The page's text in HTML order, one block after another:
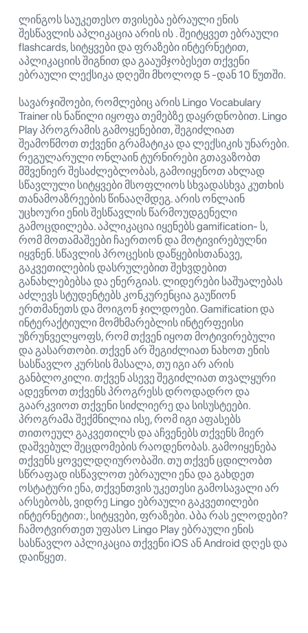
ლინგოს საუკეთესო თვისება ებრაული ენის
შესწავლის აპლიკაცია არის ის . შეიტყვეთ ებრაული
flashcards, სიტყვები და ფრაზები ინტერნეტით,
აპლიკაციის შიგნით და გააუმჯობესეთ თქვენი
ებრაული ლექსიკა დღეში მხოლოდ 5 -დან 10 წუთში.
სავარჯიშოები, რომლებიც არის Lingo Vocabulary
Trainer ის ნაწილი იყოფა თემებზე დაყრდნობით. Lingo
Play პროგრამის გამოყენებით, შეგიძლიათ
შეამოწმოთ თქვენი გრამატიკა და ლექსიკის უნარები.
რეგულარული ონლაინ ტურნირები გთავაზობთ
მშვენიერ შესაძლებლობას, გამოიყენოთ ახლად
სწავლული სიტყვები მსოფლიოს სხვადასხვა კუთხის
თანამოაზრეების წინააღმდეგ. არის ონლაინ
უცხოური ენის შესწავლის წარმოუდგენელი
გამოცდილება. აპლიკაცია იყენებს gamification- ს,
რომ მოთამაშეები ჩაერთონ და მოტივირებულნი
იყვნენ. სწავლის პროცესის დაწყებისთანავე,
გაკვეთილების დასრულებით შეხვდებით
განახლებებსა და ენერგიას. ლიდერები საშუალებას
აძლევს სტუდენტებს კონკურენცია გაუწიონ
ერთმანეთს და მოიგონ ჯილდოები. Gamification და
ინტერაქტიული მომხმარებლის ინტერფეისი
უზრუნველყოფს, რომ თქვენ იყოთ მოტივირებული
და გასართობი. თქვენ არ შეგიძლიათ ნახოთ ენის
სასწავლო კურსის მასალა, თუ იგი არ არის
განბლოკილი. თქვენ ასევე შეგიძლიათ თვალყური
ადევნოთ თქვენს პროგრესს დროდადრო და
გაარკვიოთ თქვენი სიძლიერე და სისუსტეები.
პროგრამა შექმნილია ისე, რომ იგი აფასებს
თითოეულ გაკვეთილს და აჩვენებს თქვენს მიერ
დაშვებულ შეცდომების რაოდენობას. გამოიყენება
თქვენს ყოველდღიურობაში. თუ თქვენ ცდილობთ
სწრაფად ისწავლოთ ებრაული ენა და გახდეთ
ოსტატური ენა, თქვენთვის უკეთესი გამოსავალი არ
არსებობს, ვიდრე Lingo ებრაული გაკვეთილები
ინტერნეტით:, სიტყვები, ფრაზები. Აბა რას ელოდები?
ჩამოტვირთეთ უფასო Lingo Play ებრაული ენის
სასწავლო აპლიკაცია თქვენი iOS ან Android დღეს და
დაიწყეთ.